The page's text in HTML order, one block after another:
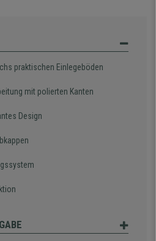
praktischen Einlegeböden
mit polierten Kanten
Design